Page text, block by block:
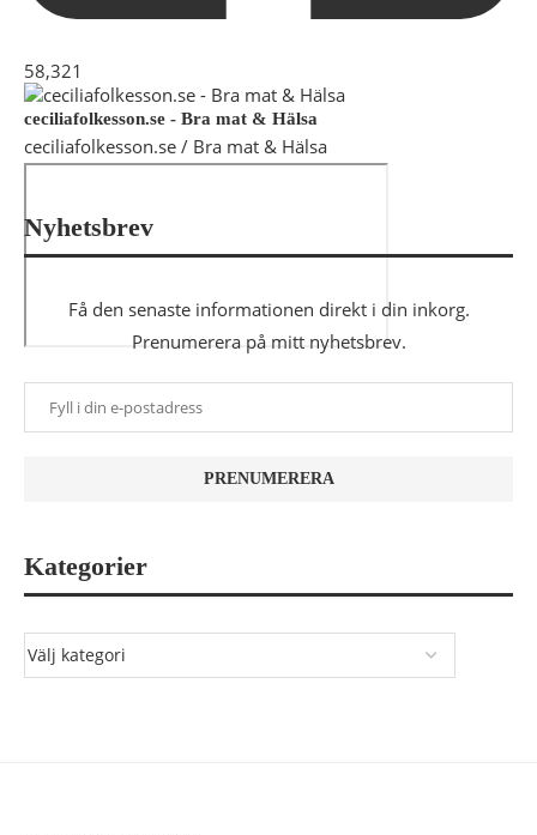
58,321
ceciliafolkesson.se - Bra mat & Hälsa
ceciliafolkesson.se / Bra mat & Hälsa
Nyhetsbrev
Få den senaste informationen direkt i din inkorg.
Prenumerera på mitt nyhetsbrev.
Kategorier